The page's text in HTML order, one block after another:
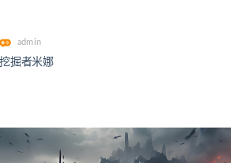
admin
挖掘者米娜